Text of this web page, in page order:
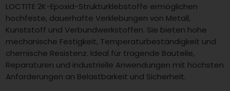
LOCTITE 2K-Epoxid-Strukturklebstoffe ermöglichen
hochfeste, dauerhafte Verklebungen von Metall,
Kunststoff und Verbundwerkstoffen. Sie bieten hohe
mechanische Festigkeit, Temperaturbeständigkeit und
chemische Resistenz. Ideal für tragende Bauteile,
Reparaturen und industrielle Anwendungen mit höchsten
Anforderungen an Belastbarkeit und Sicherheit.